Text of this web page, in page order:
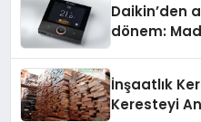
Daikin’den
dönem:
İnşaatlık
Keresteyi